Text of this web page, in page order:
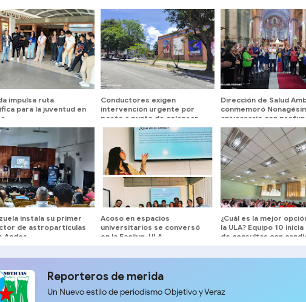
impulsa ruta
para la juventud en
Conductores exigen
intervención urgente por
poste a punto de colapsar
en la Avenida Las Américas
Dirección de Salud
conmemoró
aniversario con
y devoción en la
Mérida
instala su primer
de astropartículas
Andes
Acoso en espacios
universitarios se conversó
en la Facijup-ULA
¿Cuál es la mejor
la ULA? Equipo 10
de consultas con
Reporteros de merida
Un Nuevo estilo de periodismo Objetivo y Veraz